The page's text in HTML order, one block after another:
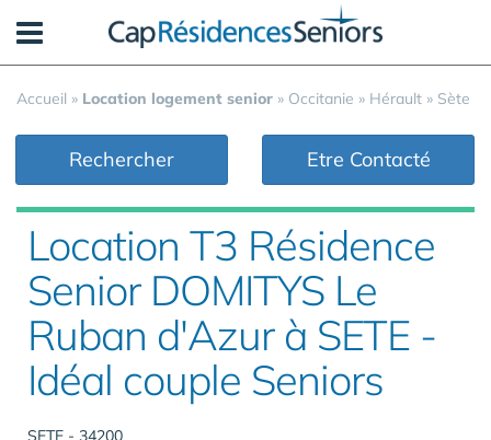
Accueil » Location logement senior » Occitanie » Hérault » Sète
Rechercher Etre Contacté
Location T3 Résidence
Senior DOMITYS Le
Ruban d'Azur à SETE -
Idéal couple Seniors
SETE - 34200